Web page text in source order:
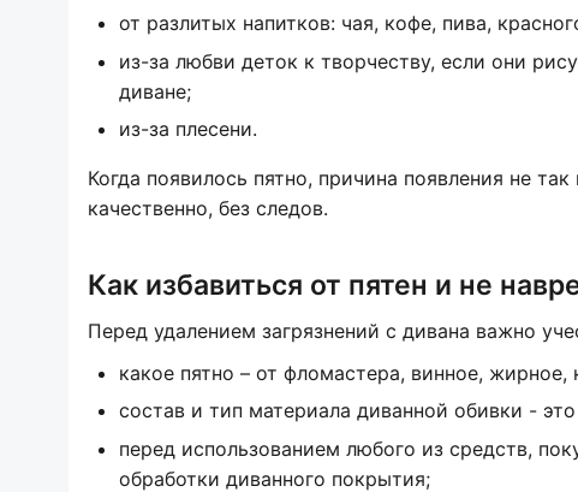
от разлитых напитков: чая, кофе, пива,
из-за любви деток к творчеству, если они
диване;
из-за плесени.
Когда появилось пятно, причина появления не
качественно, без следов.
Как избавиться от пятен и не
Перед удалением загрязнений с дивана важно
какое пятно – от фломастера, винное, жирное,
состав и тип материала диванной обивки -
перед использованием любого из средств,
обработки диванного покрытия;